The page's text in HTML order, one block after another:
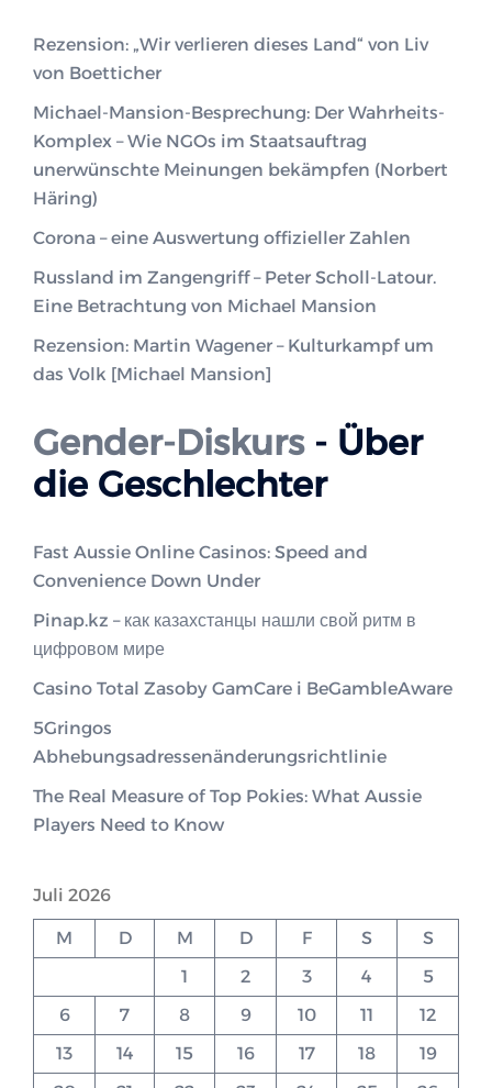
Rezension: „Wir verlieren dieses Land“ von Liv
von Boetticher
Michael-Mansion-Besprechung: Der Wahrheits-
Komplex – Wie NGOs im Staatsauftrag
unerwünschte Meinungen bekämpfen (Norbert
Häring)
Corona – eine Auswertung offizieller Zahlen
Russland im Zangengriff – Peter Scholl-Latour.
Eine Betrachtung von Michael Mansion
Rezension: Martin Wagener – Kulturkampf um
das Volk [Michael Mansion]
Gender-Diskurs- Über
die Geschlechter
Fast Aussie Online Casinos: Speed and
Convenience Down Under
Pinap.kz – как казахстанцы нашли свой ритм в
цифровом мире
Casino Total Zasoby GamCare i BeGambleAware
5Gringos
Abhebungsadressenänderungsrichtlinie
The Real Measure of Top Pokies: What Aussie
Players Need to Know
Juli 2026
M D M D F S
S
1
2 3 4
5
6
7 8 9 10 11
12
13
14 15 16 17 18
19